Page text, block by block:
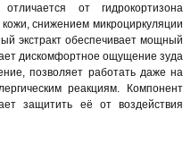
от гидрокортизона
снижением микроциркуляции
экстракт обеспечивает мощный
дискомфортное ощущение зуда
позволяет работать даже на
реакциям. Компонент
защитить её от воздействия